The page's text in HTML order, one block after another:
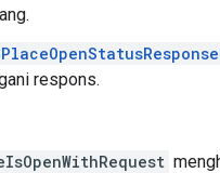
respons.